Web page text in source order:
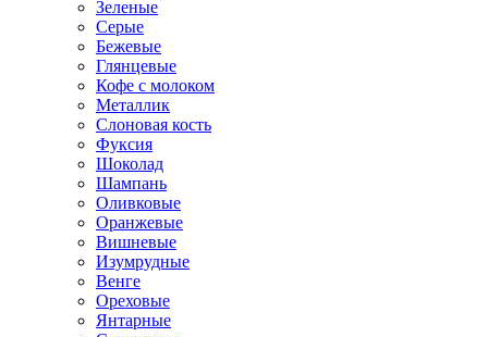
Зеленые
Серые
Бежевые
Глянцевые
Кофе с молоком
Металлик
Слоновая кость
Фуксия
Шоколад
Шампань
Оливковые
Оранжевые
Вишневые
Изумрудные
Венге
Ореховые
Янтарные